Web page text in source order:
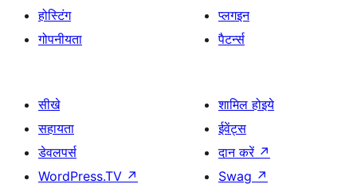
होस्टिंग
गोपनीयता
प्लगइन
पैटर्न्स
सीखे
सहायता
डेवलपर्स
WordPress.TV ↗
शामिल होइये
ईवेंट्स
दान करें ↗
Swag ↗